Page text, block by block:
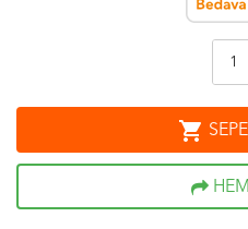
shopping_cart